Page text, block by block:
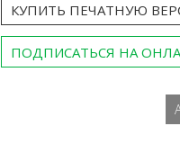
КУПИТЬ ПЕЧАТНУЮ
ПОДПИСАТЬСЯ НА